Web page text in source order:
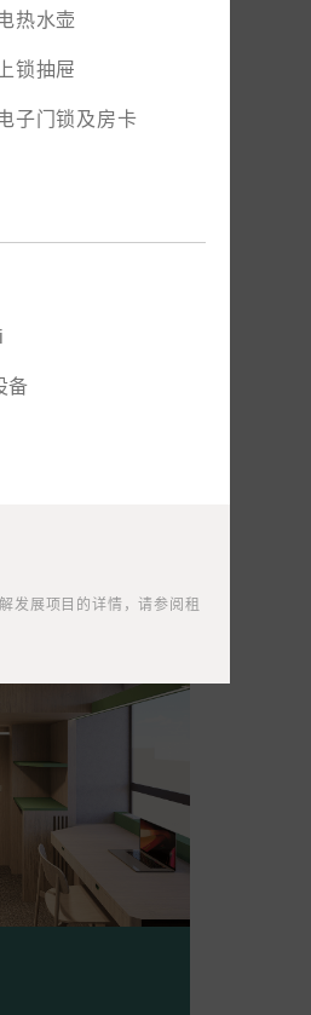
热水壶
上锁抽屉
子门锁及房卡
备
发展项目的详情，请参阅租